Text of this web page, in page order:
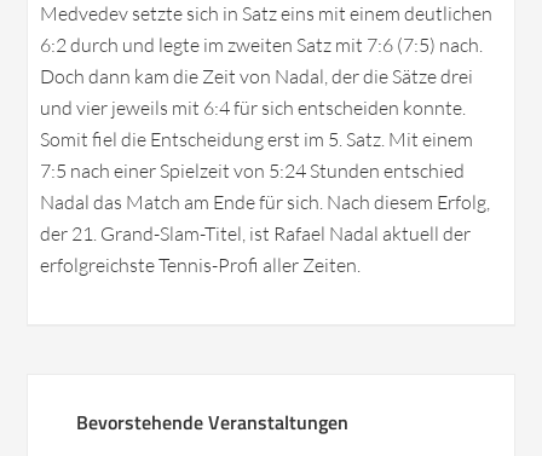
Medvedev setzte sich in Satz eins mit einem deutlichen
6:2 durch und legte im zweiten Satz mit 7:6 (7:5) nach.
Doch dann kam die Zeit von Nadal, der die Sätze drei
und vier jeweils mit 6:4 für sich entscheiden konnte.
Somit fiel die Entscheidung erst im 5. Satz. Mit einem
7:5 nach einer Spielzeit von 5:24 Stunden entschied
Nadal das Match am Ende für sich. Nach diesem Erfolg,
der 21. Grand-Slam-Titel, ist Rafael Nadal aktuell der
erfolgreichste Tennis-Profi aller Zeiten.
Bevorstehende Veranstaltungen